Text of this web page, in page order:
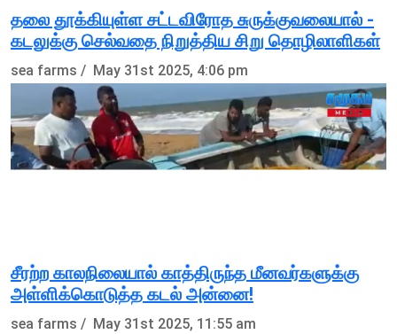
தலை தூக்கியுள்ள சட்டவிரோத சுருக்குவலையால் -
கடலுக்கு செல்வதை நிறுத்திய சிறு தொழிலாளிகள்
sea farms / May 31st 2025, 4:06 pm
சீரற்ற காலநிலையால் காத்திருந்த மீனவர்களுக்கு
அள்ளிக்கொடுத்த கடல் அன்னை!
sea farms / May 31st 2025, 11:55 am